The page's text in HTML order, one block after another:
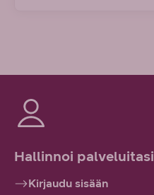
Hallinnoi palveluitasi
Kirjaudu sisään